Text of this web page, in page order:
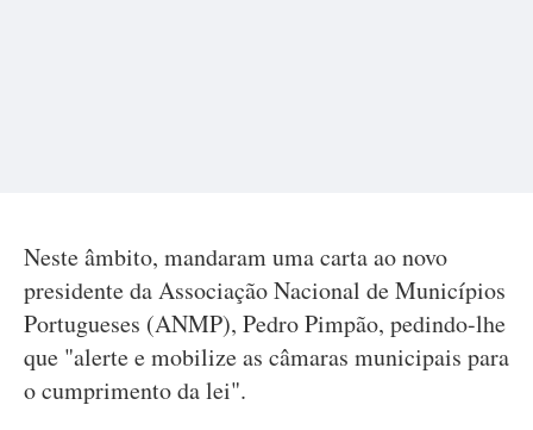
Neste âmbito, mandaram uma carta ao novo
presidente da Associação Nacional de Municípios
Portugueses (ANMP), Pedro Pimpão, pedindo-lhe
que "alerte e mobilize as câmaras municipais para
o cumprimento da lei".